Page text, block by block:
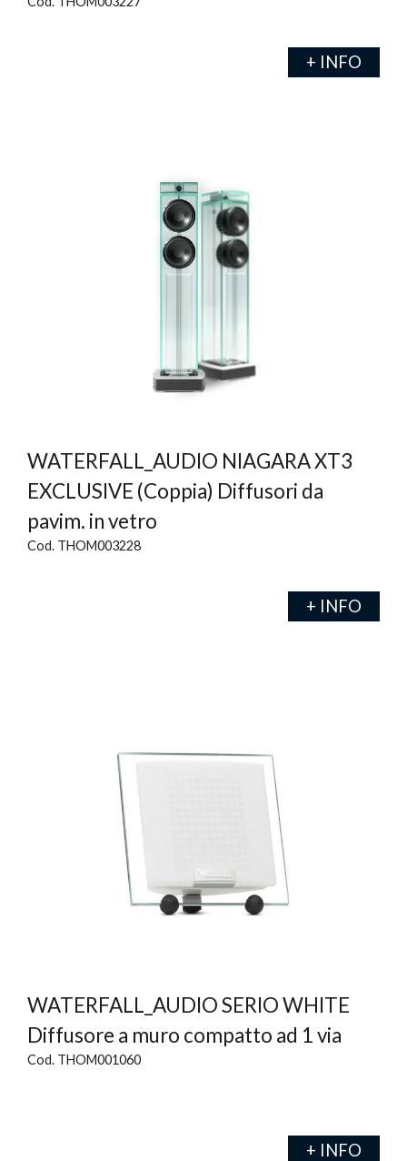
+ INFO
WATERFALL_AUDIO NIAGARA XT3
EXCLUSIVE (Coppia) Diffusori da
pavim. in vetro
Cod. THOM003228
+ INFO
WATERFALL_AUDIO SERIO WHITE
Diffusore a muro compatto ad 1 via
Cod. THOM001060
+ INFO